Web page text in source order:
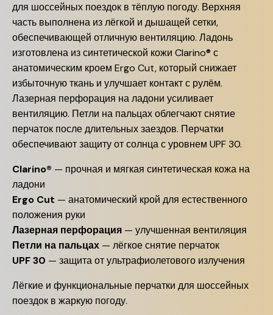
для шоссейных поездок в тёплую погоду. Верхняя
часть выполнена из лёгкой и дышащей сетки,
обеспечивающей отличную вентиляцию. Ладонь
изготовлена из синтетической кожи Clarino® с
анатомическим кроем Ergo Cut, который снижает
избыточную ткань и улучшает контакт с рулём.
Лазерная перфорация на ладони усиливает
вентиляцию. Петли на пальцах облегчают снятие
перчаток после длительных заездов. Перчатки
обеспечивают защиту от солнца с уровнем UPF 30.
Clarino® — прочная и мягкая синтетическая кожа на
ладони
Ergo Cut — анатомический крой для естественного
положения руки
Лазерная перфорация — улучшенная вентиляция
Петли на пальцах — лёгкое снятие перчаток
UPF 30 — защита от ультрафиолетового излучения
Лёгкие и функциональные перчатки для шоссейных
поездок в жаркую погоду.